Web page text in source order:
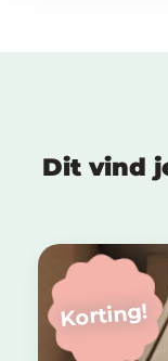
Dit vind
Korting!